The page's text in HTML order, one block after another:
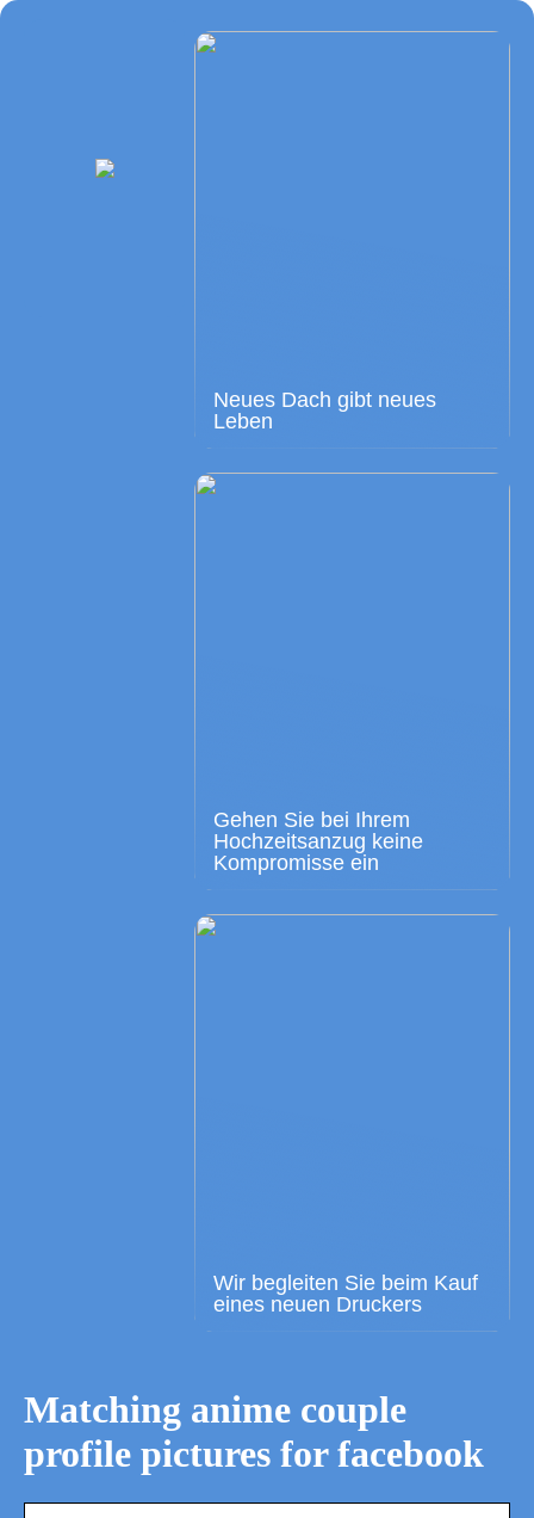
Neues Dach gibt neues
Leben
Gehen Sie bei Ihrem
Hochzeitsanzug keine
Kompromisse ein
Wir begleiten Sie beim Kauf
eines neuen Druckers
Matching anime couple
profile pictures for facebook